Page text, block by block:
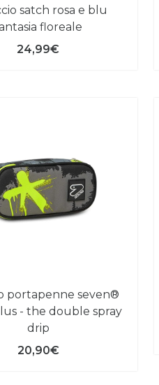
floreale
24,99€
- the double spray
drip
20,90€